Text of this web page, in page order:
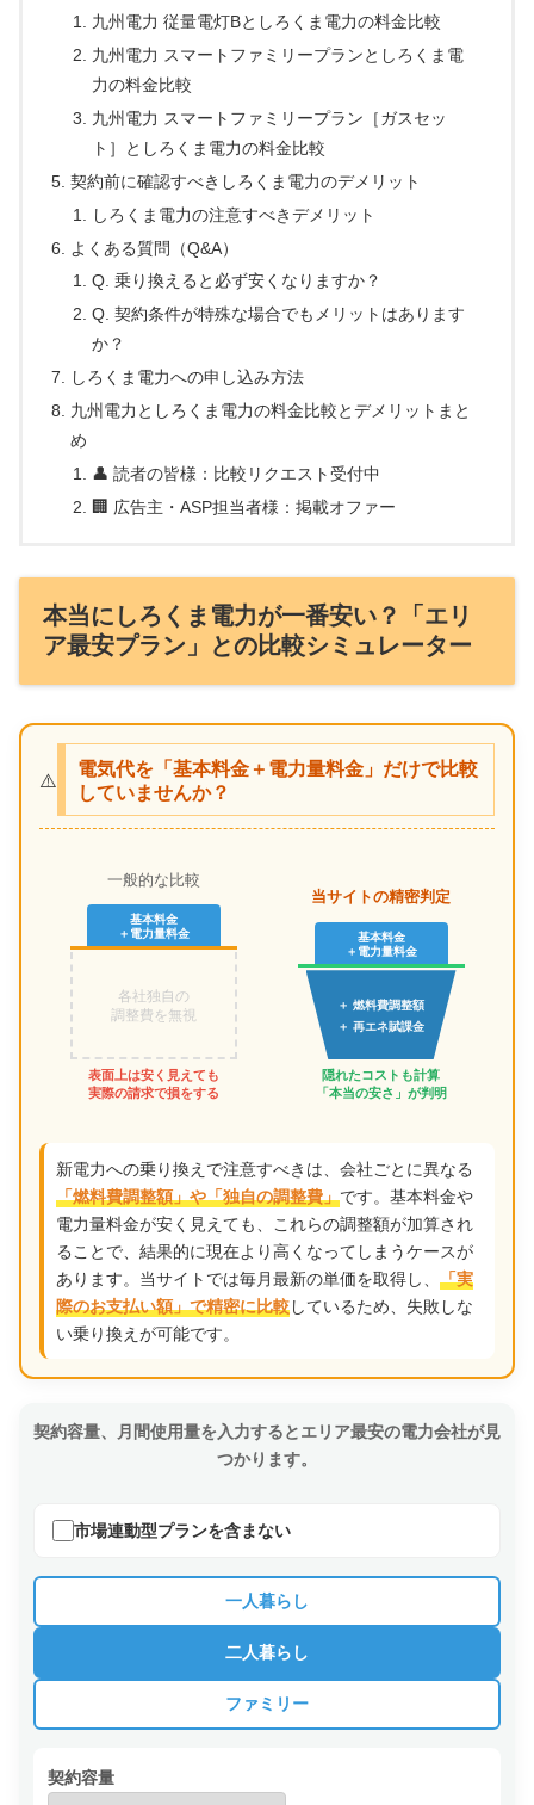
九州電力 従量電灯Bとしろくま電力の料金比較
九州電力 スマートファミリープランとしろくま電
力の料金比較
九州電力 スマートファミリープラン［ガスセッ
ト］としろくま電力の料金比較
契約前に確認すべきしろくま電力のデメリット
しろくま電力の注意すべきデメリット
よくある質問（Q&A）
Q. 乗り換えると必ず安くなりますか？
Q. 契約条件が特殊な場合でもメリットはあります
か？
しろくま電力への申し込み方法
九州電力としろくま電力の料金比較とデメリットまと
め
👤 読者の皆様：比較リクエスト受付中
🏢 広告主・ASP担当者様：掲載オファー
本当にしろくま電力が一番安い？「エリ
ア最安プラン」との比較シミュレーター
⚠️
電気代を「基本料金＋電力量料金」だけで比較
していませんか？
一般的な比較
基本料金
＋電力量料金
各社独自の
調整費を無視
表面上は安く見えても
実際の請求で損をする
当サイトの精密判定
基本料金
＋電力量料金
＋ 燃料費調整額
＋ 再エネ賦課金
隠れたコストも計算
「本当の安さ」が判明
新電力への乗り換えで注意すべきは、会社ごとに異なる
「燃料費調整額」や「独自の調整費」です。基本料金や
電力量料金が安く見えても、これらの調整額が加算され
ることで、結果的に現在より高くなってしまうケースが
あります。当サイトでは毎月最新の単価を取得し、 「実
際のお支払い額」で精密に比較しているため、失敗しな
い乗り換えが可能です。
契約容量、月間使用量を入力するとエリア最安の電力会社が見
つかります。
市場連動型プランを含まない
一人暮らし
二人暮らし
ファミリー
契約容量